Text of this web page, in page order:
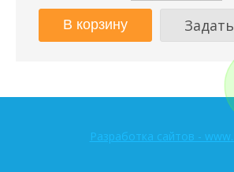
Разработка сайтов -